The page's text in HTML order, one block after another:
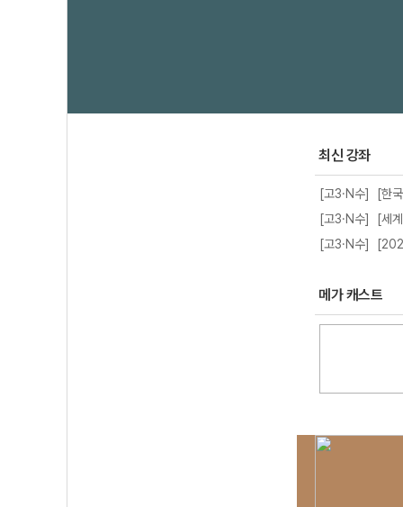
최신 강좌
[고3·N수] [한
[고3·N수] [세
[고3·N수]
메가 캐스트